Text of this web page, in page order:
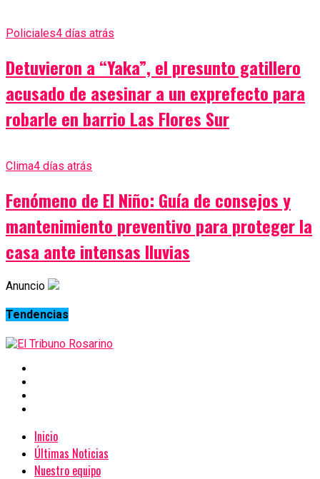
Policiales4 días atrás
Detuvieron a “Yaka”, el presunto gatillero
acusado de asesinar a un exprefecto para
robarle en barrio Las Flores Sur
Clima4 días atrás
Fenómeno de El Niño: Guía de consejos y
mantenimiento preventivo para proteger la
casa ante intensas lluvias
Anuncio
Tendencias
Inicio
Últimas Noticias
Nuestro equipo